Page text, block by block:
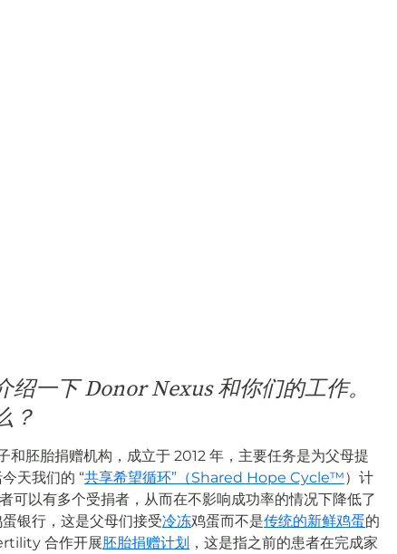
一下 Donor Nexus 和你们的工作。
？
胚胎捐赠机构，成立于 2012 年，主要任务是为父母提
天我们的 “共享希望循环”（Shared Hope Cycle™）计
可以有多个受捐者，从而在不影响成功率的情况下降低了
银行，这是父母们接受冷冻鸡蛋而不是传统的新鲜鸡蛋的
合作开展胚胎捐赠计划 ，这是指之前的患者在完成家